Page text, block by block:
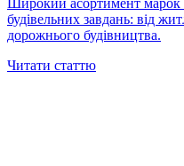
Широкий асортимент марок
будівельних завдань: від
дорожнього будівництва.
Читати статтю